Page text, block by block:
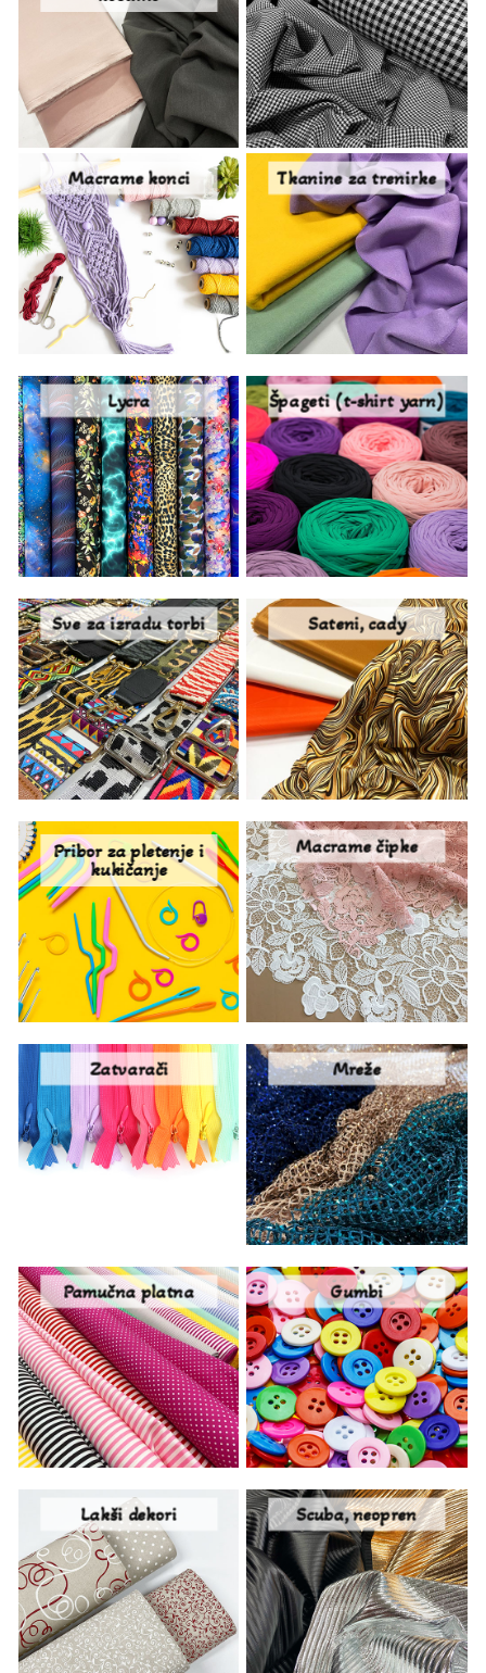
Macrame konci
Lycra
Sve za izradu torbi
Pribor za pletenje i
kukičanje
Zatvarači
Pamučna platna
Lakši dekori
Tkanine za trenirke
Špageti (t-shirt yarn)
Sateni, cady
Macrame čipke
Mreže
Gumbi
Scuba, neopren